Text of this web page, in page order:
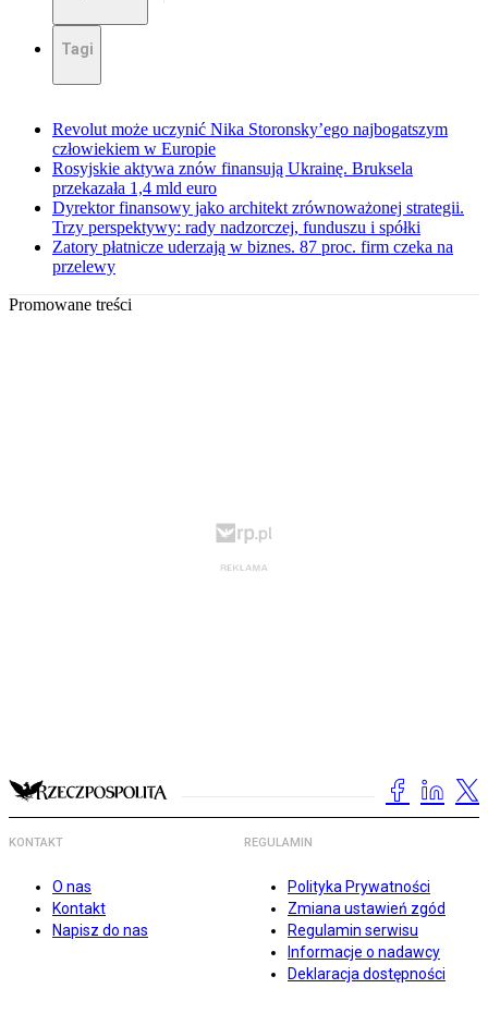
Tagi
Revolut może uczynić Nika Storonsky’ego najbogatszym
człowiekiem w Europie
Rosyjskie aktywa znów finansują Ukrainę. Bruksela
przekazała 1,4 mld euro
Dyrektor finansowy jako architekt zrównoważonej strategii.
Trzy perspektywy: rady nadzorczej, funduszu i spółki
Zatory płatnicze uderzają w biznes. 87 proc. firm czeka na
przelewy
Promowane treści
KONTAKT
O nas
Kontakt
Napisz do nas
REGULAMIN
Polityka Prywatności
Zmiana ustawień zgód
Regulamin serwisu
Informacje o nadawcy
Deklaracja dostępności